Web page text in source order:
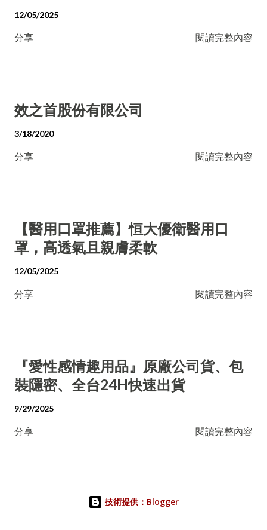
12/05/2025
分享 閱讀完整內容
效之首股份有限公司
3/18/2020
分享 閱讀完整內容
【醫用口罩推薦】恒大優衛醫用口
罩，高透氣且親膚柔軟
12/05/2025
分享 閱讀完整內容
『愛性感情趣用品』原廠公司貨、包
裝隱密、全台24H快速出貨
9/29/2025
分享 閱讀完整內容
技術提供：Blogger